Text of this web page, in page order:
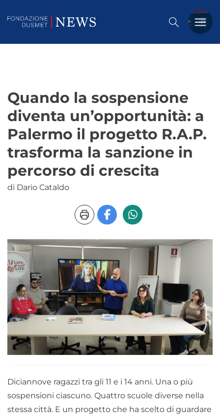
PREMIO DUSMET
OSSERVATORIO
EVENTI
NOTIZIE
CHI SIAMO
Quando la sospensione
diventa un’opportunità: a
Palermo il progetto R.A.P.
trasforma la sanzione in
percorso di crescita
di Dario Cataldo
Diciannove ragazzi tra gli 11 e i 14 anni. Una o più
sospensioni ciascuno. Quattro scuole diverse nella
stessa città. E un progetto che ha scelto di guardare